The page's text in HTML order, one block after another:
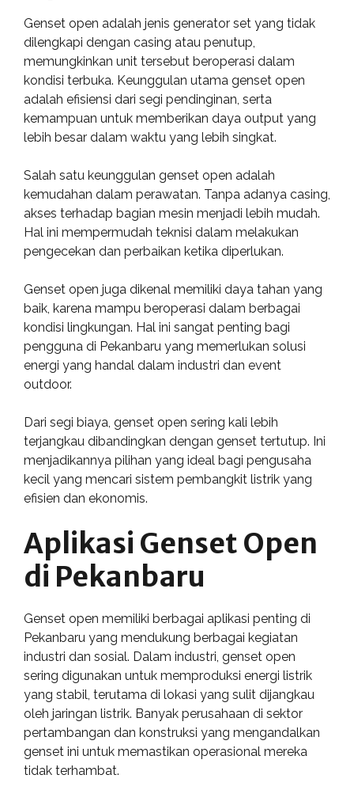
Genset open adalah jenis generator set yang tidak
dilengkapi dengan casing atau penutup,
memungkinkan unit tersebut beroperasi dalam
kondisi terbuka. Keunggulan utama genset open
adalah efisiensi dari segi pendinginan, serta
kemampuan untuk memberikan daya output yang
lebih besar dalam waktu yang lebih singkat.
Salah satu keunggulan genset open adalah
kemudahan dalam perawatan. Tanpa adanya casing,
akses terhadap bagian mesin menjadi lebih mudah.
Hal ini mempermudah teknisi dalam melakukan
pengecekan dan perbaikan ketika diperlukan.
Genset open juga dikenal memiliki daya tahan yang
baik, karena mampu beroperasi dalam berbagai
kondisi lingkungan. Hal ini sangat penting bagi
pengguna di Pekanbaru yang memerlukan solusi
energi yang handal dalam industri dan event
outdoor.
Dari segi biaya, genset open sering kali lebih
terjangkau dibandingkan dengan genset tertutup. Ini
menjadikannya pilihan yang ideal bagi pengusaha
kecil yang mencari sistem pembangkit listrik yang
efisien dan ekonomis.
Aplikasi Genset Open
di Pekanbaru
Genset open memiliki berbagai aplikasi penting di
Pekanbaru yang mendukung berbagai kegiatan
industri dan sosial. Dalam industri, genset open
sering digunakan untuk memproduksi energi listrik
yang stabil, terutama di lokasi yang sulit dijangkau
oleh jaringan listrik. Banyak perusahaan di sektor
pertambangan dan konstruksi yang mengandalkan
genset ini untuk memastikan operasional mereka
tidak terhambat.